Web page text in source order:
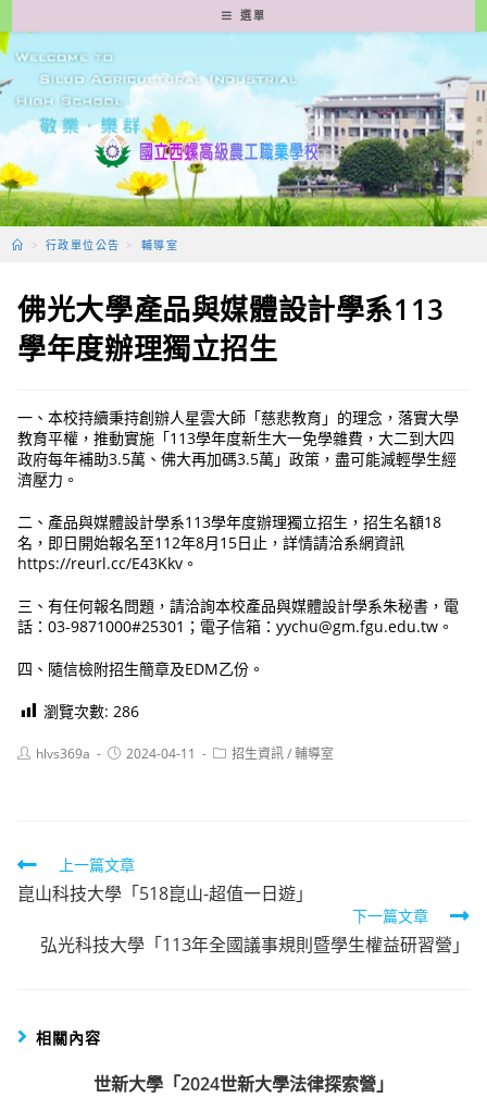
轉
至
要
容
選單
> 行政單位公告 > 輔導室
佛光大學產品與媒體設計學系113
學年度辦理獨立招生
一、本校持續秉持創辦人星雲大師「慈悲教育」的理念，落實大學
教育平權，推動實施「113學年度新生大一免學雜費，大二到大四
政府每年補助3.5萬、佛大再加碼3.5萬」政策，盡可能減輕學生經
濟壓力。
二、產品與媒體設計學系113學年度辦理獨立招生，招生名額18
名，即日開始報名至112年8月15日止，詳情請洽系網資訊
https://reurl.cc/E43Kkv。
三、有任何報名問題，請洽詢本校產品與媒體設計學系朱秘書，電
話：03-9871000#25301；電子信箱：yychu@gm.fgu.edu.tw。
四、隨信檢附招生簡章及EDM乙份。
瀏覽次數: 286
Posthlvs369a
Post2024-04-11
Post招生資訊/輔導室
Read
more
articles
上一篇文章
崑山科技大學「518崑山-超值一日遊」
下一篇文章
弘光科技大學「113年全國議事規則暨學生權益研習營」
相關內容
世新大學「2024世新大學法律探索營」